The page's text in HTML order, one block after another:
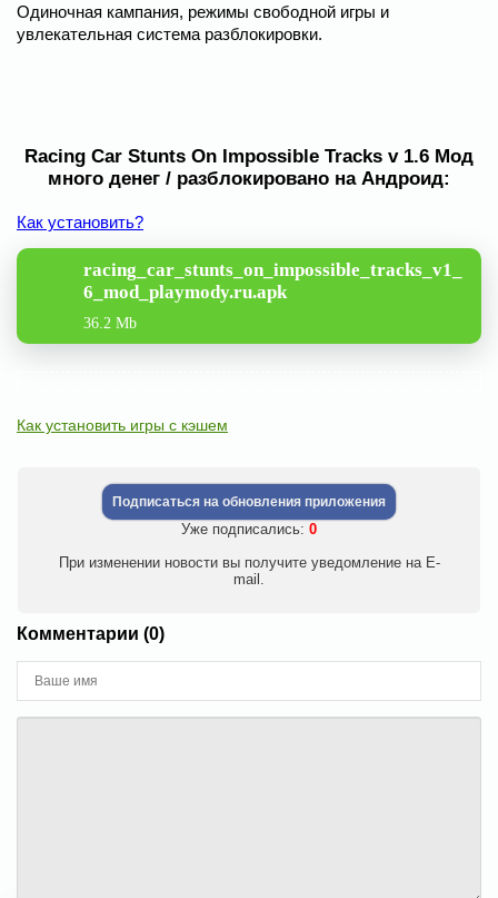
Одиночная кампания, режимы свободной игры и
увлекательная система разблокировки.
Racing Car Stunts On Impossible Tracks v 1.6 Мод
много денег / разблокировано на Андроид:
Как установить?
racing_car_stunts_on_impossible_tracks_v1_
6_mod_playmody.ru.apk
36.2 Mb
Как установить игры с кэшем
Подписаться на обновления приложения
Уже подписались: 0
При изменении новости вы получите уведомление на E-
mail.
Комментарии (0)